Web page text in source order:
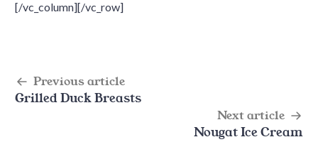
[/vc_column][/vc_row]
Post
navigation
Previous article
Grilled Duck Breasts
Next article
Nougat Ice Cream